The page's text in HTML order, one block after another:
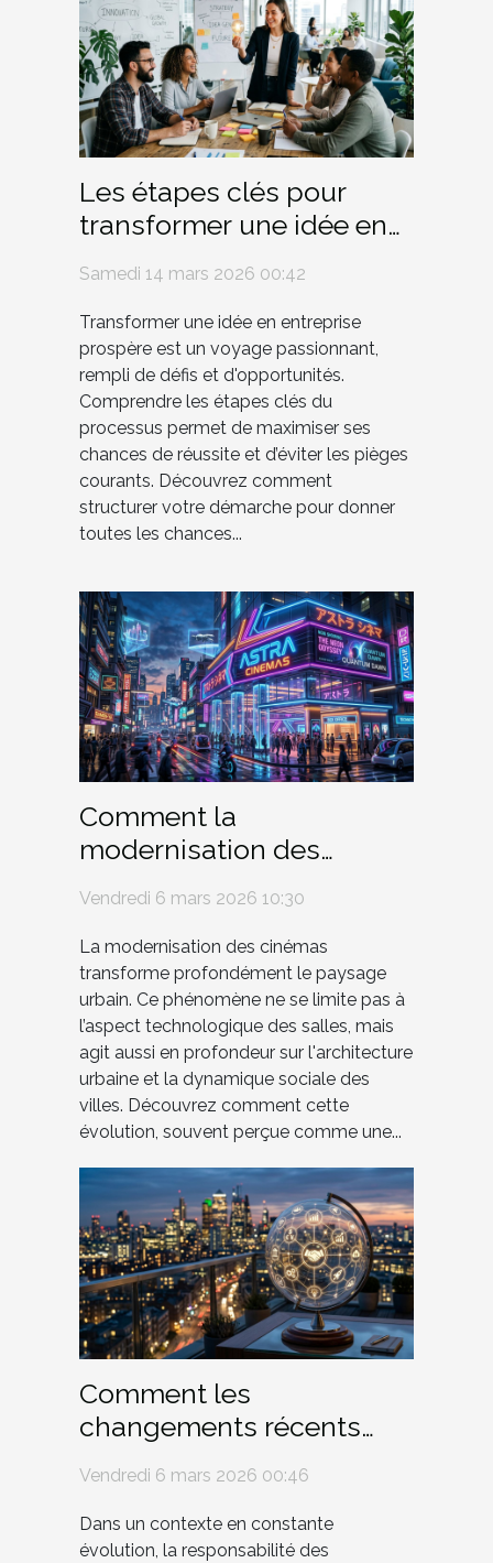
Les étapes clés pour
transformer une idée en
Samedi 14 mars 2026 00:42
Transformer une idée en entreprise
prospère est un voyage passionnant,
rempli de défis et d'opportunités.
Comprendre les étapes clés du
processus permet de maximiser ses
chances de réussite et d’éviter les pièges
courants. Découvrez comment
structurer votre démarche pour donner
toutes les chances...
Comment la
modernisation des
cinémas influence-t-elle
l'architecture urbaine ?
Vendredi 6 mars 2026 10:30
La modernisation des cinémas
transforme profondément le paysage
urbain. Ce phénomène ne se limite pas à
l’aspect technologique des salles, mais
agit aussi en profondeur sur l'architecture
urbaine et la dynamique sociale des
villes. Découvrez comment cette
évolution, souvent perçue comme une...
Comment les
changements récents
affectent-ils la
responsabilité des
entreprises ?
Vendredi 6 mars 2026 00:46
Dans un contexte en constante
évolution, la responsabilité des